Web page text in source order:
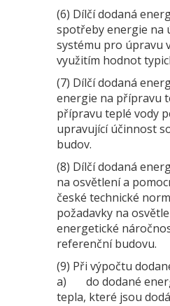
(6) Dílčí dodaná
spotřeby energie na
systému pro úpravu
využitím hodnot
(7) Dílčí dodaná
energie na přípravu
přípravu teplé vody
upravující účinnost
budov.
(8) Dílčí dodaná
na osvětlení a
české technické
požadavky na
energetické
referenční budovu.
(9) Při výpočtu
a) do dodané
tepla, které jsou